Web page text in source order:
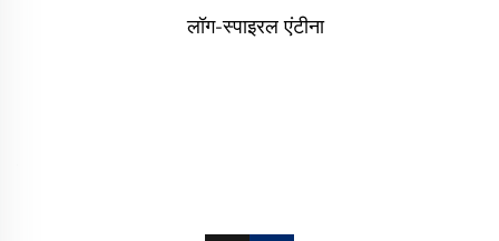
लॉग-स्पाइरल एंटीना